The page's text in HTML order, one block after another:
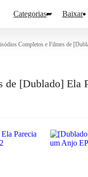
Categorias Baixar
Completos e Filmes de
de [Dublado] Ela